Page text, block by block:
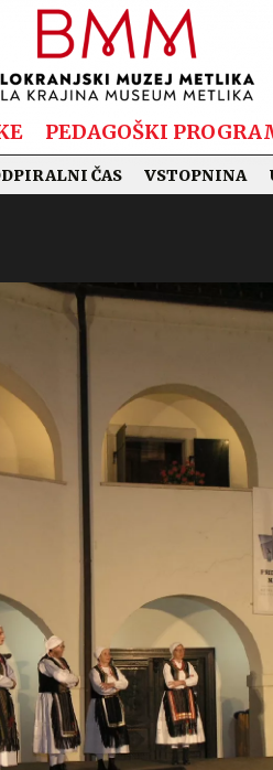
PEDAGOŠKI
ČAS VSTOPNINA